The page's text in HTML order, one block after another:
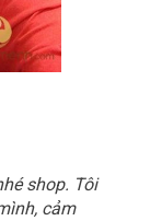
shop. Tôi
cảm